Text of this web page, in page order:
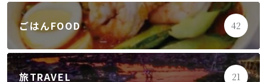
ごはんFOOD 42
旅TRAVEL 21